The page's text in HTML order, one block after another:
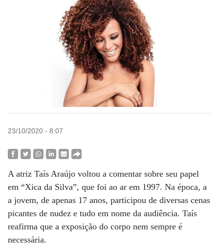
23/10/2020 - 8:07
A atriz Taís Araújo voltou a comentar sobre seu papel
em “Xica da Silva”, que foi ao ar em 1997. Na época, a
a jovem, de apenas 17 anos, participou de diversas cenas
picantes de nudez e tudo em nome da audiência. Taís
reafirma que a exposição do corpo nem sempre é
necessária.